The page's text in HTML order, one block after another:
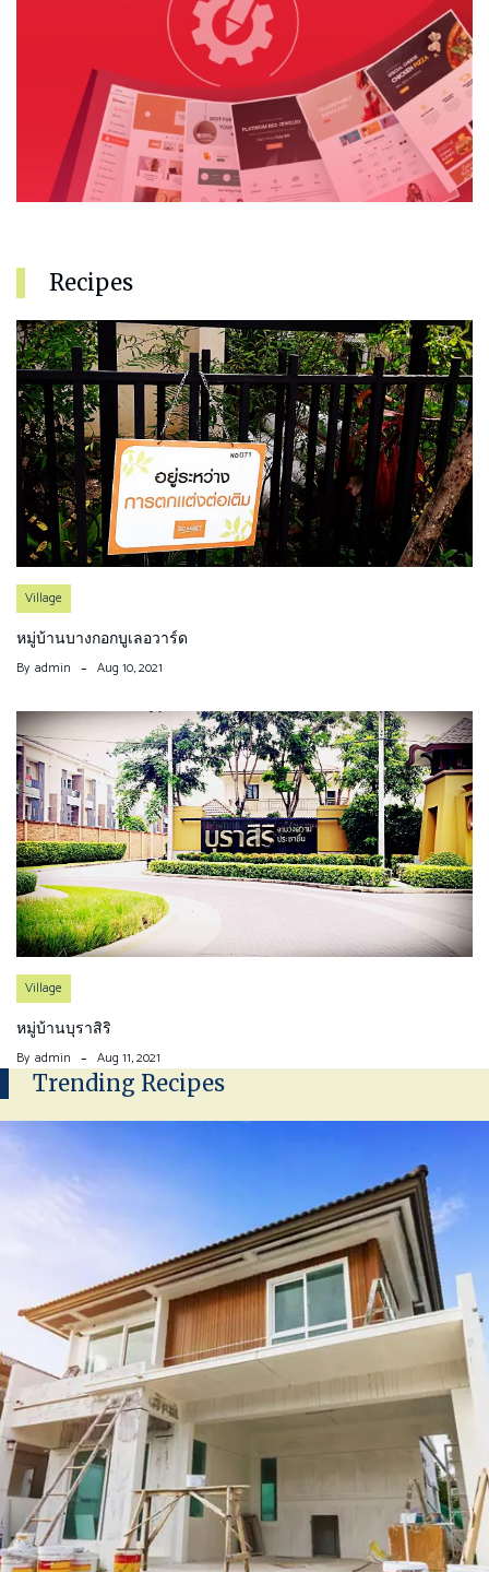
Recipes
Village
หมู่บ้านบางกอกบูเลอวาร์ด
By admin Aug 10, 2021
Village
หมู่บ้านบุราสิริ
By admin Aug 11, 2021
Trending Recipes